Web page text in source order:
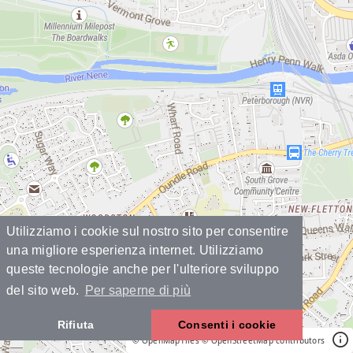
Utilizziamo i cookie sul nostro sito per consentire
una migliore esperienza internet. Utilizziamo
queste tecnologie anche per l'ulteriore sviluppo
del sito web.
Per saperne di più
Rifiuta Consenti i cookie
© OpenMapTiles © OpenStreetMap contributors